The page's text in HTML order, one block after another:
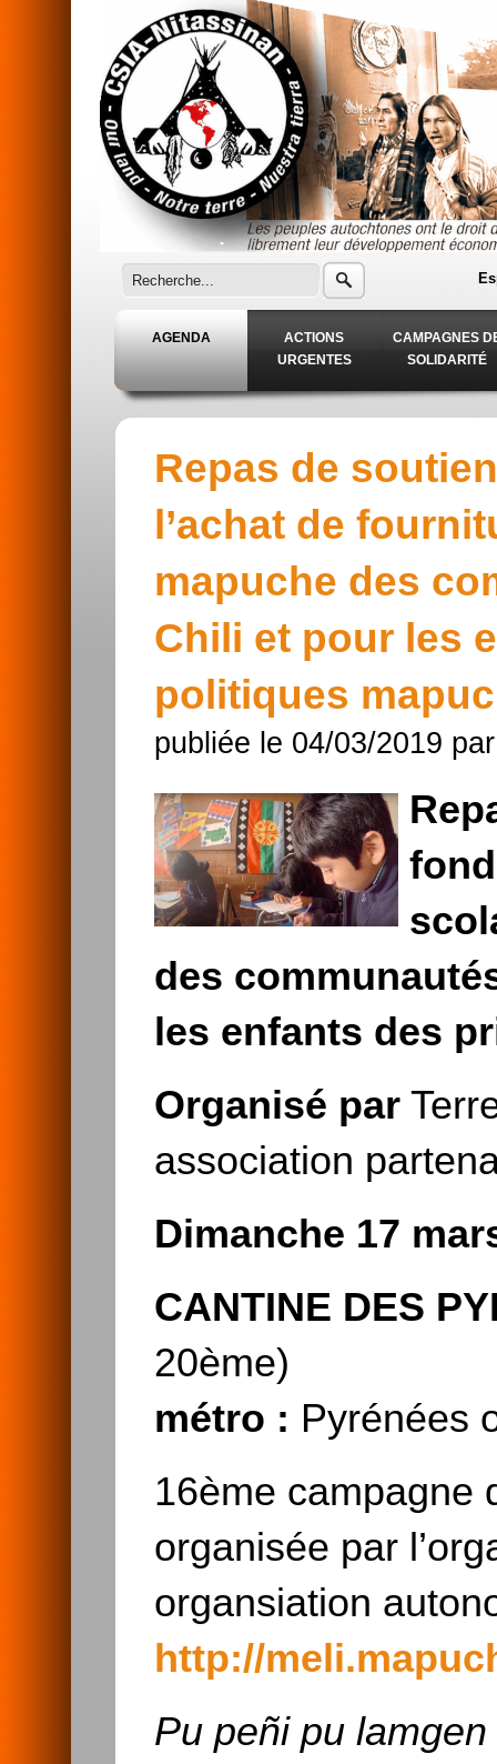
Aller au contenu principal
AGENDA
ACTIONS
URGENTES
CAMPAGNES
SOLIDARITÉ
Repas de
l’achat de
mapuche des
Chili et pour les
politiques
publiée le 04/03/2019
des
les enfants des
Organisé par
association
Dimanche 17
CANTINE DES
20ème)
métro : Pyrénées
16ème campagne
organisée par
organsiation
http://
Pu peñi pu